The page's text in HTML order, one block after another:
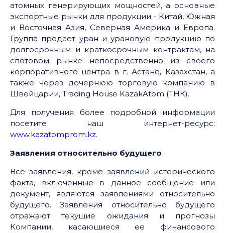
атомных генерирующих мощностей, а основные
экспортные рынки для продукции - Китай, Южная
и Восточная Азия, Северная Америка и Европа.
Группа продает уран и урановую продукцию по
долгосрочным и краткосрочным контрактам, на
спотовом рынке непосредственно из своего
корпоративного центра в г. Астане, Казахстан, а
также через дочернюю торговую компанию в
Швейцарии, Trading House KazakAtom (ТНК).
Для получения более подробной информации
посетите наш интернет-ресурс:
www.kazatomprom.kz.
Заявления относительно будущего
Все заявления, кроме заявлений исторического
факта, включенные в данное сообщение или
документ, являются заявлениями относительно
будущего. Заявления относительно будущего
отражают текущие ожидания и прогнозы
Компании, касающиеся ее финансового